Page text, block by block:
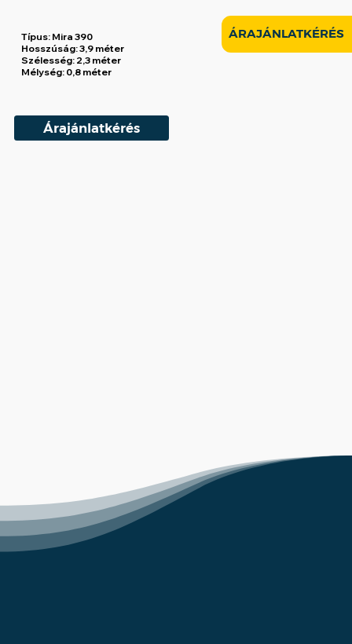
Típus: Mira 390
Hosszúság:3,9 méter
Szélesség: 2,3 méter
Mélység: 0,8 méter
Árajánlatkérés
ÁRAJÁNLATKÉRÉS